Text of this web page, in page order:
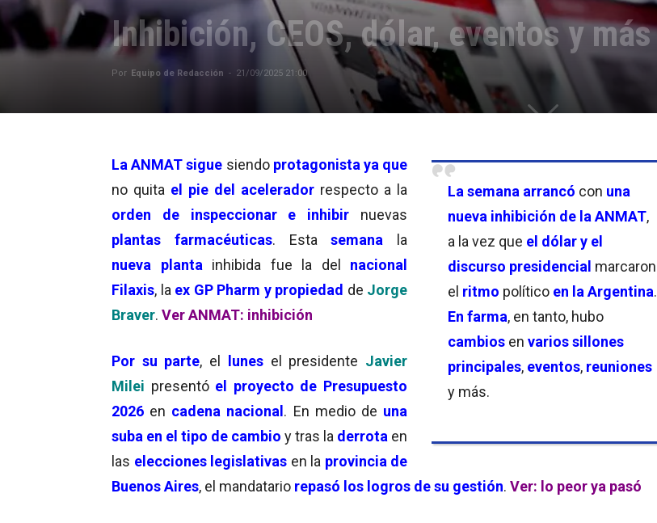
Inhibición, CEOS, dólar, eventos y más
Por Equipo de Redacción - 21/09/2025 21:00
La semana arrancó con una
nueva inhibición de la ANMAT,
a la vez que el dólar y el
discurso presidencial marcaron
el ritmo político en la Argentina.
En farma, en tanto, hubo
cambios en varios sillones
principales, eventos, reuniones
y más.
La ANMAT sigue siendo protagonista ya que
no quita el pie del acelerador respecto a la
orden de inspeccionar e inhibir
nuevas
plantas farmacéuticas. Estasemana
la
nueva planta
inhibida fue la del nacional
Filaxis, la ex GP Pharm y propiedad de Jorge
Braver. Ver ANMAT: inhibición
Por su parte, el lunes el presidente Javier
Milei presentó el proyecto de Presupuesto
2026 en cadena nacional. En medio de una
suba en el tipo de cambio y tras la derrota en
las elecciones legislativas en la provincia de
Buenos Aires, el mandatario repasó los logros de su gestión. Ver: lo peor ya pasó